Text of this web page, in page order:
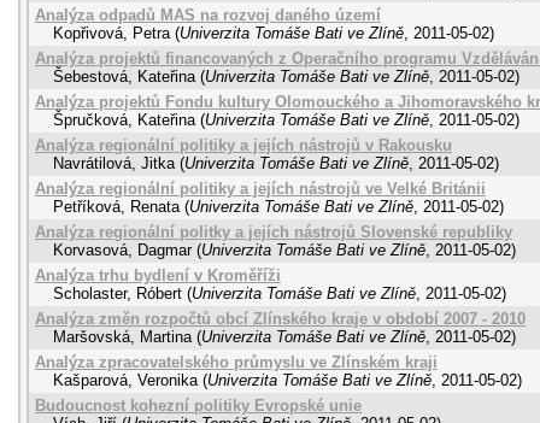
Analýza odpadů MAS na rozvoj daného území
Kopřivová, Petra (Univerzita Tomáše Bati ve Zlíně, 2011-05-02)
Analýza projektů financovaných z Operačního programu
Šebestová, Kateřina (Univerzita Tomáše Bati ve Zlíně, 2011-05-02)
Analýza projektů Fondu kultury Olomouckého a Jihomoravského
Špručková, Kateřina (Univerzita Tomáše Bati ve Zlíně, 2011-05-02)
Analýza regionální politiky a jejích nástrojů v Rakousku
Navrátilová, Jitka (Univerzita Tomáše Bati ve Zlíně, 2011-05-02)
Analýza regionální politiky a jejích nástrojů ve Velké Británii
Petříková, Renata (Univerzita Tomáše Bati ve Zlíně, 2011-05-02)
Analýza regionální politky a jejích nástrojů Slovenské republiky
Korvasová, Dagmar (Univerzita Tomáše Bati ve Zlíně, 2011-05-02)
Analýza trhu bydlení v Kroměříži
Scholaster, Róbert (Univerzita Tomáše Bati ve Zlíně, 2011-05-02)
Analýza změn rozpočtů obcí Zlínského kraje v období 2007 - 2010
Maršovská, Martina (Univerzita Tomáše Bati ve Zlíně, 2011-05-02)
Analýza zpracovatelského průmyslu ve Zlínském kraji
Kašparová, Veronika (Univerzita Tomáše Bati ve Zlíně, 2011-05-02)
Budoucnost kohezní politiky Evropské unie